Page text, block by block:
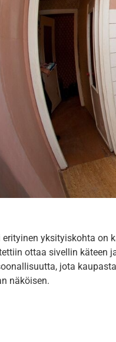
erityinen yksityiskohta on
ottaa sivellin käteen
jota
näköisen.